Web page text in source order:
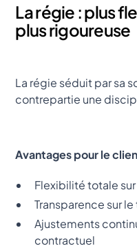
La régie : plus
plus rigoureuse
La régie séduit par sa
contrepartie une
Avantages pour le
Flexibilité totale
Transparence sur
Ajustements
contractuel